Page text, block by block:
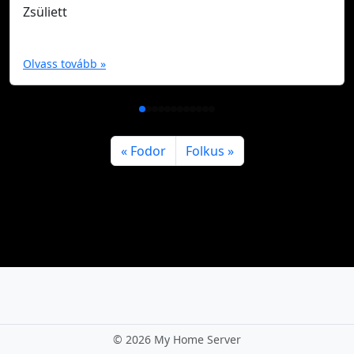
Zsüliett
Olvass tovább »
Fodor Folkus
© 2026 My Home Server